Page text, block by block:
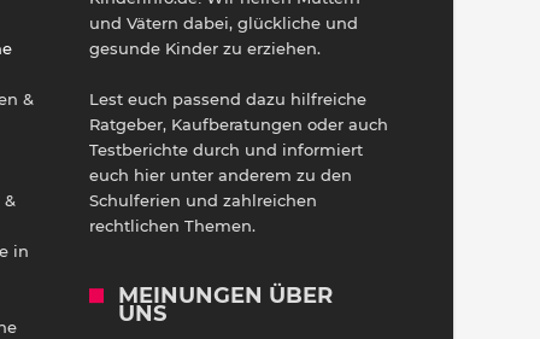
&
&
in
und Vätern dabei, glückliche und
gesunde Kinder zu erziehen.
Lest euch passend dazu hilfreiche
Ratgeber, Kaufberatungen oder auch
Testberichte durch und informiert
euch hier unter anderem zu den
Schulferien und zahlreichen
rechtlichen Themen.
MEINUNGEN ÜBER
UNS